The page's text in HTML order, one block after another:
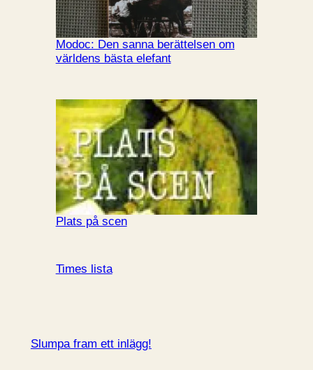
Modoc: Den sanna berättelsen om
världens bästa elefant
Plats på scen
Times lista
Slumpa fram ett inlägg!